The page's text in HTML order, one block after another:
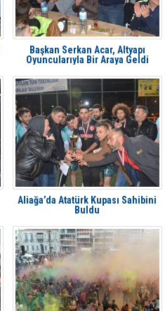
Başkan Serkan Acar, Altyapı
Oyuncularıyla Bir Araya Geldi
Aliağa’da Atatürk Kupası Sahibini
Buldu